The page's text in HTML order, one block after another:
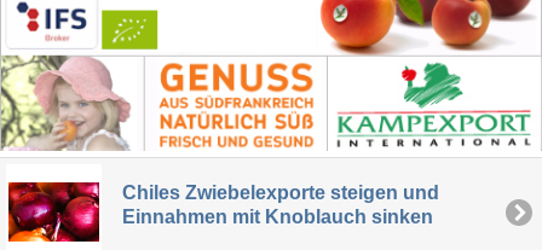
Chiles Zwiebelexporte steigen und
Einnahmen mit Knoblauch sinken